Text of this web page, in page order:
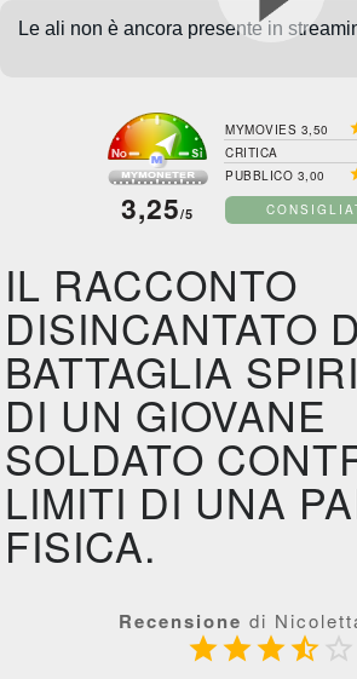
3,25/5
MYMOVIES 3,50
CRITICA
PUBBLICO 3,00
IL RACCONTO
DISINCANTATO
BATTAGLIA
DI UN GIOVANE
SOLDATO
LIMITI DI UNA
FISICA.
Recensione di
 